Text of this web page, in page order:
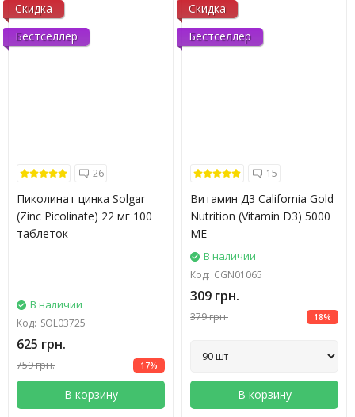
Скидка
Бестселлер
26
Пиколинат цинка Solgar
(Zinc Picolinate) 22 мг 100
таблеток
В наличии
Код: SOL03725
625 грн.
759 грн. 17%
В корзину
Скидка
Бестселлер
15
Витамин Д3 California Gold
Nutrition (Vitamin D3) 5000
МЕ
В наличии
Код: CGN01065
309 грн.
379 грн. 18%
В корзину